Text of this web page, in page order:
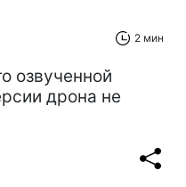
2 мин
озвученной
дрона не